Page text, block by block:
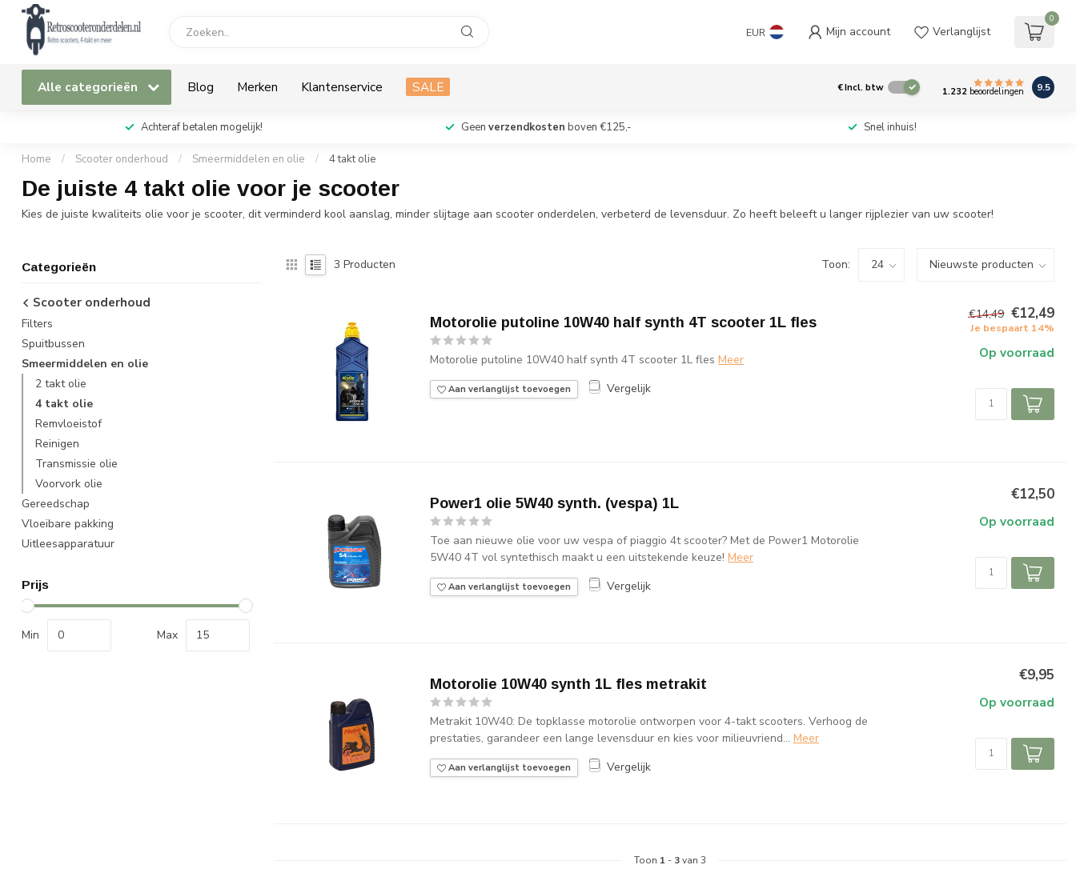
EUR Mijn account Verlanglijst
0
Alle categorieën Blog Merken Klantenservice SALE €Incl. btw 1.232 beoordelingen 9.5
Achteraf betalen mogelijk! Geen verzendkosten boven €125,- Snel inhuis!
Home / Scooter onderhoud / Smeermiddelen en olie / 4 takt olie
De juiste 4 takt olie voor je scooter
Kies de juiste kwaliteits olie voor je scooter, dit verminderd kool aanslag, minder slijtage aan scooter onderdelen, verbeterd de levensduur. Zo heeft beleeft u langer rijplezier van uw scooter!
Categorieën
Scooter onderhoud
Filters
Spuitbussen
Smeermiddelen en olie
2 takt olie
4 takt olie
Remvloeistof
Reinigen
Transmissie olie
Voorvork olie
Gereedschap
Vloeibare pakking
Uitleesapparatuur
Prijs
Min Max
3 Producten Toon:
Motorolie putoline 10W40 half synth 4T scooter 1L fles
Motorolie putoline 10W40 half synth 4T scooter 1L fles Meer
Aan verlanglijst toevoegen Vergelijk
€14,49 €12,49
Je bespaart 14%
Op voorraad
Power1 olie 5W40 synth. (vespa) 1L
Toe aan nieuwe olie voor uw vespa of piaggio 4t scooter? Met de Power1 Motorolie
5W40 4T vol syntethisch maakt u een uitstekende keuze! Meer
Aan verlanglijst toevoegen Vergelijk
€12,50
Op voorraad
Motorolie 10W40 synth 1L fles metrakit
Metrakit 10W40: De topklasse motorolie ontworpen voor 4-takt scooters. Verhoog de
prestaties, garandeer een lange levensduur en kies voor milieuvriend... Meer
Aan verlanglijst toevoegen Vergelijk
€9,95
Op voorraad
Toon 1 - 3van 3